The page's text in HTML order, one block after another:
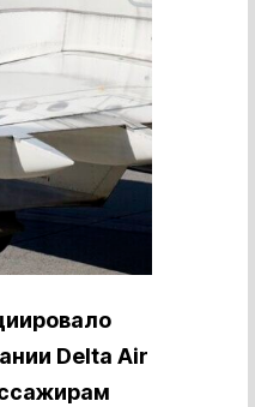
Delta Air